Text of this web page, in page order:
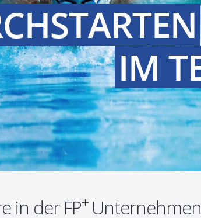
IM
in der FP+